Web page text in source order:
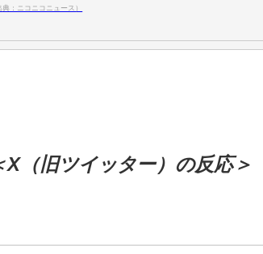
典：ニコニコニュース）
X（旧ツイッター）の反応＞